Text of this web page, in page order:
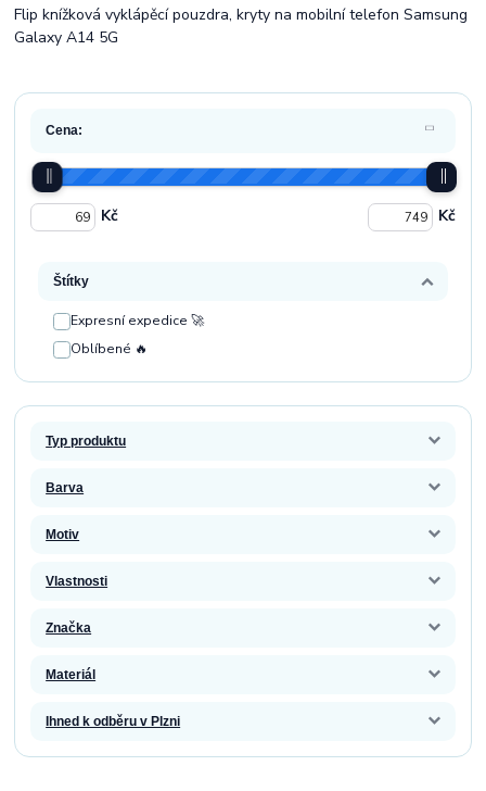
Flip knížková vyklápěcí pouzdra, kryty na mobilní telefon Samsung
Galaxy A14 5G
Cena:
Kč Kč
Štítky
Expresní expedice 🚀
Oblíbené 🔥
Typ produktu
Barva
Motiv
Vlastnosti
Značka
Materiál
Ihned k odběru v Plzni